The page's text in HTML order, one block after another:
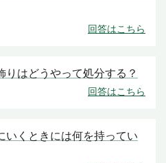
りはどうやって処分する？
いくときには何を持ってい